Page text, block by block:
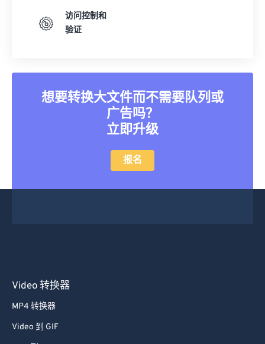
访问控制和
验证
想要转换大文件而不需要队列或
广告吗？
立即升级
报名
Video 转换器
MP4 转换器
Video 到 GIF